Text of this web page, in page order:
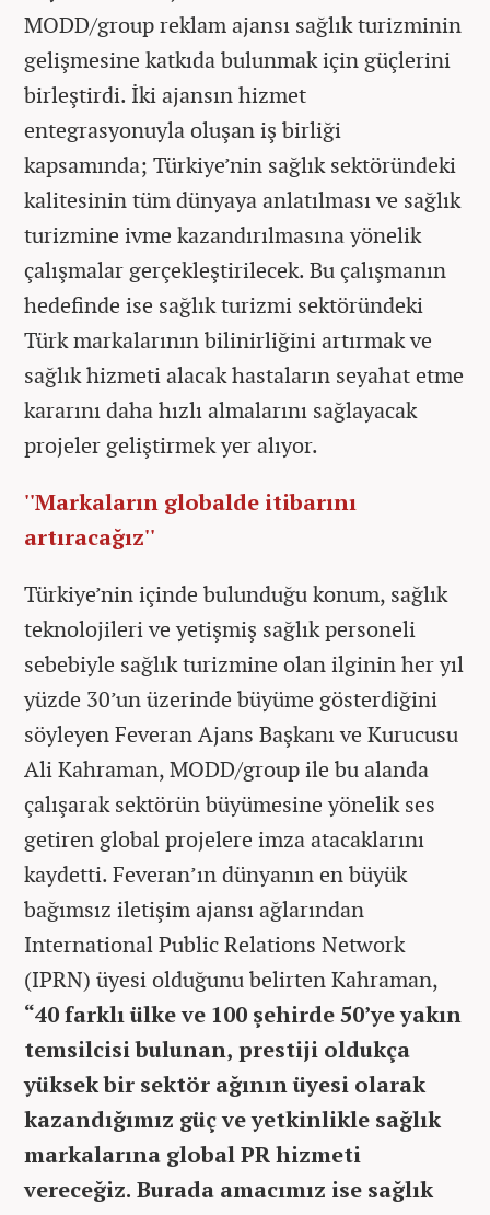
MODD/group reklam ajansı sağlık turizminin
gelişmesine katkıda bulunmak için güçlerini
birleştirdi. İki ajansın hizmet
entegrasyonuyla oluşan iş birliği
kapsamında; Türkiye’nin sağlık sektöründeki
kalitesinin tüm dünyaya anlatılması ve sağlık
turizmine ivme kazandırılmasına yönelik
çalışmalar gerçekleştirilecek. Bu çalışmanın
hedefinde ise sağlık turizmi sektöründeki
Türk markalarının bilinirliğini artırmak ve
sağlık hizmeti alacak hastaların seyahat etme
kararını daha hızlı almalarını sağlayacak
projeler geliştirmek yer alıyor.
''Markaların globalde itibarını
artıracağız''
Türkiye’nin içinde bulunduğu konum, sağlık
teknolojileri ve yetişmiş sağlık personeli
sebebiyle sağlık turizmine olan ilginin her yıl
yüzde 30’un üzerinde büyüme gösterdiğini
söyleyen Feveran Ajans Başkanı ve Kurucusu
Ali Kahraman, MODD/group ile bu alanda
çalışarak sektörün büyümesine yönelik ses
getiren global projelere imza atacaklarını
kaydetti. Feveran’ın dünyanın en büyük
bağımsız iletişim ajansı ağlarından
International Public Relations Network
(IPRN) üyesi olduğunu belirten Kahraman,
“40 farklı ülke ve 100 şehirde 50’ye yakın
temsilcisi bulunan, prestiji oldukça
yüksek bir sektör ağının üyesi olarak
kazandığımız güç ve yetkinlikle sağlık
markalarına global PR hizmeti
vereceğiz. Burada amacımız ise sağlık